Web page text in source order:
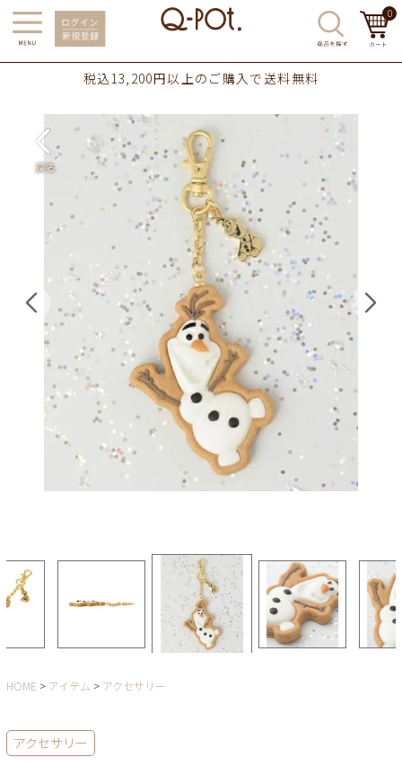
0
税込13,200円以上のご購入で送料無料
HOME アイテム アクセサリー
アクセサリー